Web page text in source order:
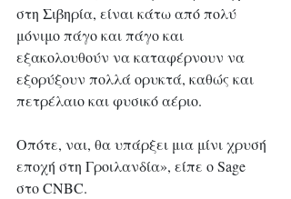
στη Σιβηρία, είναι κάτω από πολύ
μόνιμο πάγο και πάγο και
εξακολουθούν να καταφέρνουν να
εξορύξουν πολλά ορυκτά, καθώς και
πετρέλαιο και φυσικό αέριο.
Οπότε, ναι, θα υπάρξει μια μίνι χρυσή
εποχή στη Γροιλανδία», είπε ο Sage
στο CNBC.